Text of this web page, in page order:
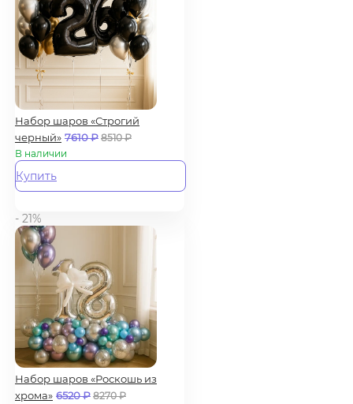
Набор шаров «Строгий
черный» 7610₽ 8510₽
В наличии
Купить
- 21%
Набор шаров «Роскошь из
хрома» 6520₽ 8270₽